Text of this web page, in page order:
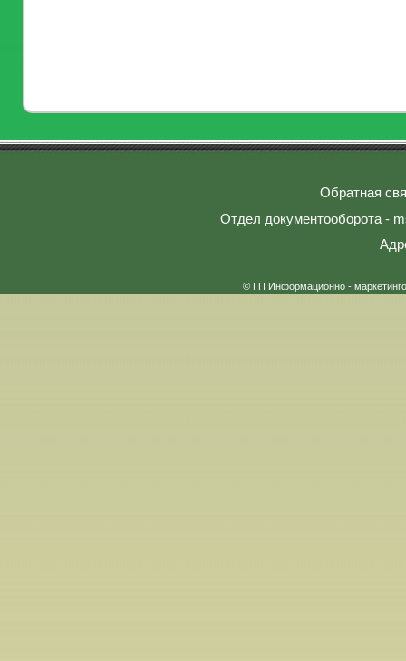
Обратная
Отдел документооборота -
© ГП Информационно -